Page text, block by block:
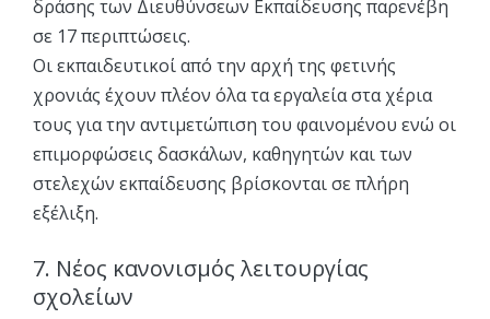
δράσης των Διευθύνσεων Εκπαίδευσης παρενέβη
σε 17 περιπτώσεις.
Οι εκπαιδευτικοί από την αρχή της φετινής
χρονιάς έχουν πλέον όλα τα εργαλεία στα χέρια
τους για την αντιμετώπιση του φαινομένου ενώ οι
επιμορφώσεις δασκάλων, καθηγητών και των
στελεχών εκπαίδευσης βρίσκονται σε πλήρη
εξέλιξη.
7. Νέος κανονισμός λειτουργίας
σχολείων